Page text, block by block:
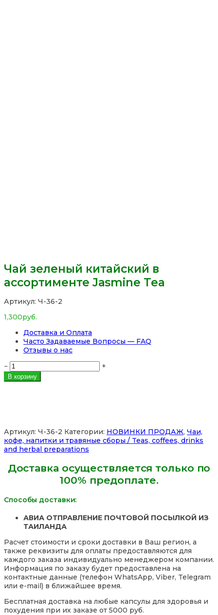
Чай зеленый китайский в
ассортименте Jasmine Tea
Артикул: Ч-36-2
1,300руб.
Доставка и Оплата
Часто Задаваемые Вопросы — FAQ
Отзывы о нас
− Количество
товара
Чай
Tea
+
В корзину
Артикул: Ч-36-2 Категории: НОВИНКИ ПРОДАЖ, Чаи,
кофе, напитки и травяные сборы / Teas, coffees, drinks
and herbal preparations
Доставка осуществляется только по
100% предоплате.
Способы доставки:
АВИА ОТПРАВЛЕНИЕ ПОЧТОВОЙ ПОСЫЛКОЙ ИЗ
ТАИЛАНДА
Расчет стоимости и сроки доставки в Ваш регион, а
также реквизиты для оплаты предоставляются для
каждого заказа индивидуально менеджером компании.
Информация по заказу будет предоставлена на
контактные данные (телефон WhatsApp, Viber, Telegram
или e-mail) в ближайшее время.
Бесплатная доставка на любые капсулы для здоровья и
похудения при их заказе от 5000 руб.